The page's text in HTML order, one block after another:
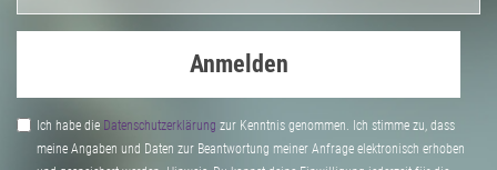
Anmelden
Ich habe die Daten­schutz­erklärung zur Kenntnis genommen. Ich stimme zu, dass
meine Angaben und Daten zur Beantwortung meiner Anfrage elektronisch erhoben